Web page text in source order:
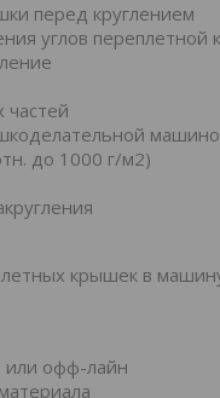
перед круглением
углов переплетной
частей
до 1000 г/м2)
крышек в
или офф-лайн